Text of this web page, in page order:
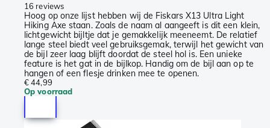
16 reviews
Hoog op onze lijst hebben wij de Fiskars X13 Ultra Light
Hiking Axe staan. Zoals de naam al aangeeft is dit een klein,
lichtgewicht bijltje dat je gemakkelijk meeneemt. De relatief
lange steel biedt veel gebruiksgemak, terwijl het gewicht van
de bijl zeer laag blijft doordat de steel hol is. Een unieke
feature is het gat in de bijlkop. Handig om de bijl aan op te
hangen of een flesje drinken mee te openen.
€ 44,99
Op voorraad